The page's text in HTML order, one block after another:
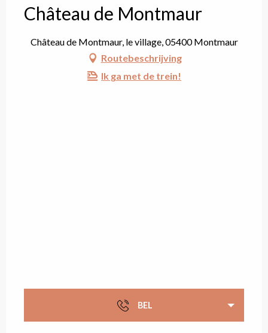
Château de Montmaur
Château de Montmaur, le village, 05400 Montmaur
Routebeschrijving
Ik ga met de trein!
BEL